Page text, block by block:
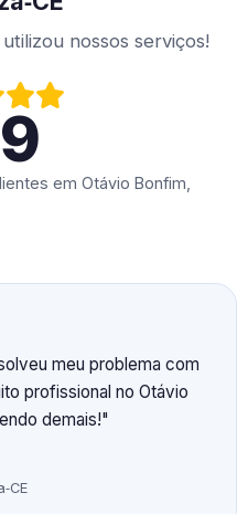
nossos serviços!
em Otávio Bonfim,
meu problema com
profissional no Otávio
demais!